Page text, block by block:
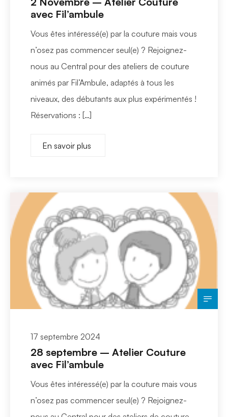
avec Fil’ambule
Vous êtes intéressé(e) par la couture mais vous
n’osez pas commencer seul(e) ? Rejoignez-
nous au Central pour des ateliers de couture
animés par Fil’Ambule, adaptés à tous les
niveaux, des débutants aux plus expérimentés !
Réservations : […]
En savoir plus
17 septembre 2024
28 septembre – Atelier Couture
avec Fil’ambule
Vous êtes intéressé(e) par la couture mais vous
n’osez pas commencer seul(e) ? Rejoignez-